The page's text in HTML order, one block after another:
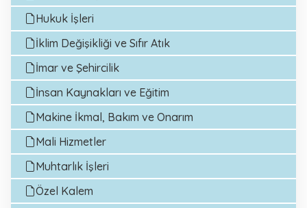
Hukuk İşleri
İklim Değişikliği ve Sıfır Atık
İmar ve Şehircilik
İnsan Kaynakları ve Eğitim
Makine İkmal, Bakım ve Onarım
Mali Hizmetler
Muhtarlık İşleri
Özel Kalem